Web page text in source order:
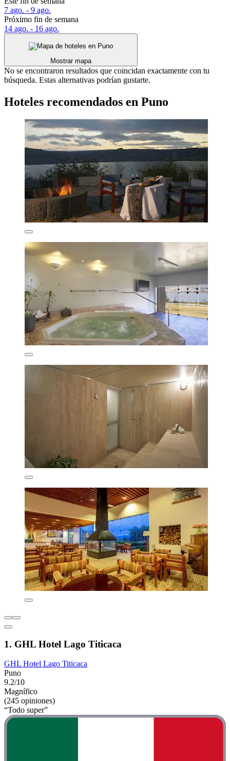
7 ago. - 9 ago.
Próximo fin de semana
14 ago. - 16 ago.
Mostrar mapa
No se encontraron resultados que coincidan exactamente con tu
búsqueda. Estas alternativas podrían gustarte.
Hoteles recomendados en Puno
1. GHL Hotel Lago Titicaca
GHL Hotel Lago Titicaca
Puno
9.2/10
Magnífico
(245 opiniones)
“Todo super”